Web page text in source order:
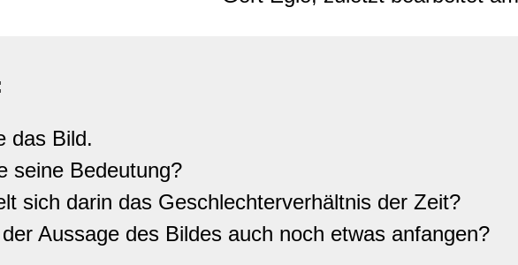
das Bild.
seine Bedeutung?
sich darin das Geschlechterverhältnis der Zeit?
Aussage des Bildes auch noch etwas anfangen?